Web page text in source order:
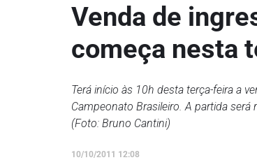
Venda de
começa nesta
Terá início às 10h desta terça-feira a
Campeonato Brasileiro. A partida
(Foto: Bruno Cantini)
10/10/2011 12:08